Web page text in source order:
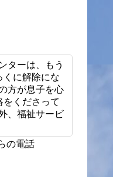
ターは、もう
くに解除にな
方が息子を心
くださって
、福祉サービ
の電話